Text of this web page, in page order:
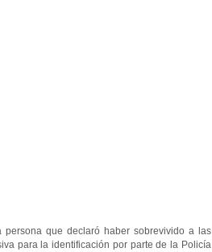
que declaró haber sobrevivido a las
para la identificación por parte de la Policía